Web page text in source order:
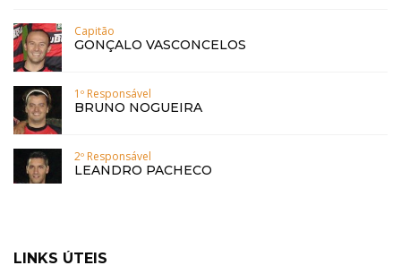
Capitão
GONÇALO VASCONCELOS
1º Responsável
BRUNO NOGUEIRA
2º Responsável
LEANDRO PACHECO
LINKS ÚTEIS